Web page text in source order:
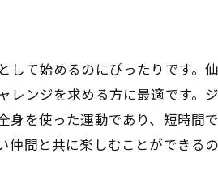
グプランを仙台市青葉区で見
スタイルの見つけ方
クポイント
取り入れる
て始めるのにぴったりです。
ンジを求める方に最適です。
を使った運動であり、短時間
間と共に楽しむことができる